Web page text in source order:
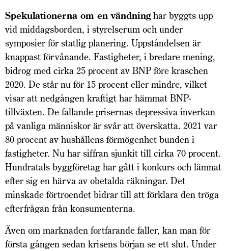
Spekulationerna om en vändninghar byggts upp
vid middagsborden, i styrelserum och under
symposier för statlig planering. Uppståndelsen är
knappast förvånande. Fastigheter, i bredare mening,
bidrog med cirka 25 procent av BNP före kraschen
2020. De står nu för 15 procent eller mindre, vilket
visar att nedgången kraftigt har hämmat BNP-
tillväxten. De fallande prisernas depressiva inverkan
på vanliga människor är svår att överskatta. 2021 var
80 procent av hushållens förmögenhet bunden i
fastigheter. Nu har siffran sjunkit till cirka 70 procent.
Hundratals byggföretag har gått i konkurs och lämnat
efter sig en härva av obetalda räkningar. Det
minskade förtroendet bidrar till att förklara den tröga
efterfrågan från konsumenterna.
Även om marknaden fortfarande faller, kan man för
första gången sedan krisens början se ett slut. Under